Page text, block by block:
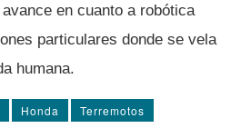
en cuanto a robótica
particulares donde se vela
humana.
Honda Terremotos